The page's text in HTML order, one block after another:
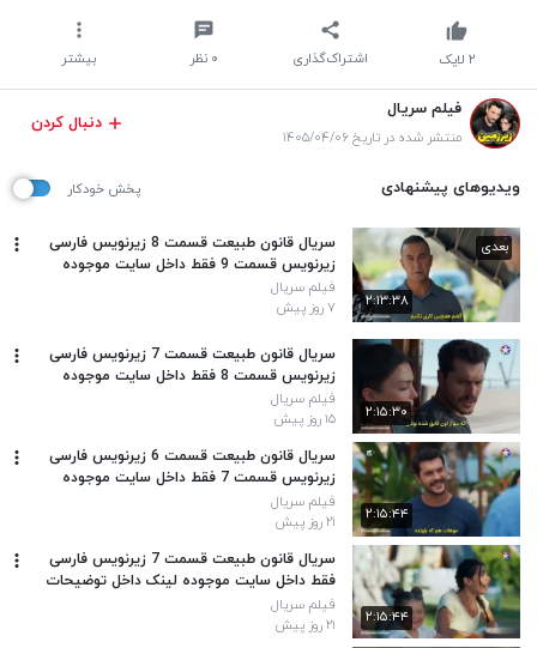
اشتراک‌گذاری ۰ نظر بیشتر ۲ لایک
فیلم سریال
منتشر شده در تاریخ ۱۴۰۵/۰۴/۰۶
دنبال کردن
ویدیوهای پیشنهادی پخش خودکار
۲:۱۳:۳۸
بعدی
سریال قانون طبیعت قسمت 8 زیرنویس فارسی
زیرنویس قسمت 9 فقط داخل سایت موجوده
لینک داخل توضیحات برای نمایش روی همین
متن بکوب
فیلم سریال
۷ روز پیش
۲:۱۵:۳۰
سریال قانون طبیعت قسمت 7 زیرنویس فارسی
زیرنویس قسمت 8 فقط داخل سایت موجوده
لینک داخل توضیحات برای نمایش روی همین
متن بکوب
فیلم سریال
۱۵ روز پیش
۲:۱۵:۴۴
سریال قانون طبیعت قسمت 6 زیرنویس فارسی
زیرنویس قسمت 7 فقط داخل سایت موجوده
لینک داخل توضیحات برای نمایش روی همین
متن بکوب
فیلم سریال
۲۱ روز پیش
۲:۱۵:۴۴
سریال قانون طبیعت قسمت 7 زیرنویس فارسی
فقط داخل سایت موجوده لینک داخل توضیحات
برای نمایش روی همین متن بکوب
فیلم سریال
۲۱ روز پیش